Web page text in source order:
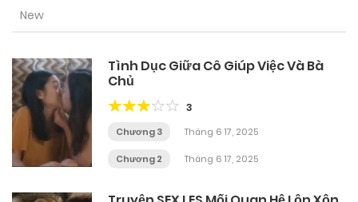
New
Tình Dục Giữa Cô Giúp Việc Và Bà
Chủ
3
Chương 3 Tháng 6 17, 2025
Chương 2 Tháng 6 17, 2025